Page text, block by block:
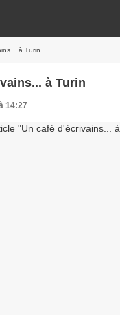
à Turin
à Turin
14:27